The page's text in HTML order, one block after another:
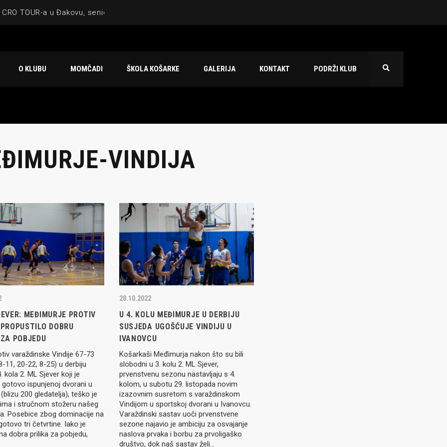
TOUR-a u Đakovu, seniorska ekipa 3×3 osvojila Krbulju
atraktivnu NCAA ekipu OBU Bison
O KLUBU MOMČADI ŠKOLA KOŠARKE GALERIJA KONTAKT PODRŽI KLUB
VINDIJA
MEĐIMURJE PROTIV
DOBRU
POBJEDU
varaždinske Vindije 67-73
11, 20-22, 8-25) u derbiju
kola 2. ML Sjever koji je
gotovo ispunjenoj dvorani u
(blizu 200 gledatelja), teško je
i stručnom stožeru našeg
Posebice zbog dominacije na
tri četvrtine. Iako je
dobra prilika za pobjedu,
28.10.2022
U 4. KOLU MEĐIMURJE U DERBIJU
SUSJEDA UGOŠĆUJE VINDIJU U
IVANOVCU
Košarkaši Međimurja nakon što su bili
slobodni u 3. kolu 2. ML Sjever,
prvenstvenu sezonu nastavljaju s 4.
kolom, u subotu 29. listopada novim
izazovnim susretom s varaždinskom
Vindijom u sportskoj dvorani u Ivanovcu.
Varaždinski sastav uoči prvenstvene
sezone najavio je ambiciju za osvajanje
naslova prvaka i borbu za prvoligaško
društvo, dok naš sastav želi…
OBJAVE
U14 na završnici CRO
u Đakovu, seniorska ekipa
Krbulju
trenerski stožer
za sezonu
u revijalnoj utakmici
NCAA ekipu OBU
Međimurja 2. mjesto u
MOMČADI
Juniori U19
Kadeti U17
Pretkadeti U15
Dječaci U12
Dječaci U11